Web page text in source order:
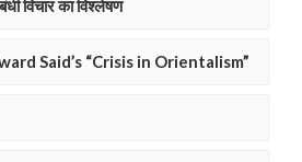
विचार का विश्लेषण
Said’s “Crisis in Orientalism”